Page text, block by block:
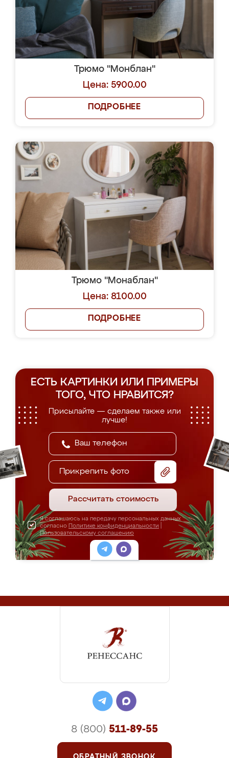
Трюмо "Монблан"
Цена: 5900.00
ПОДРОБНЕЕ
Трюмо "Монаблан"
Цена: 8100.00
ПОДРОБНЕЕ
ЕСТЬ КАРТИНКИ ИЛИ ПРИМЕРЫ
ТОГО, ЧТО НРАВИТСЯ?
Присылайте — сделаем также или
лучше!
Прикрепить фото
Рассчитать стоимость
Я соглашаюсь на передачу персональных данных
согласно Политике конфиденциальности
Пользовательскому соглашению
8 (800) 511-89-55